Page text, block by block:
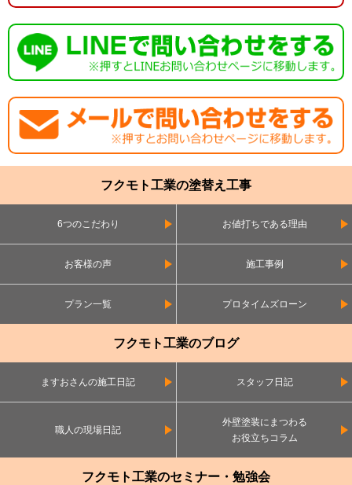
フクモト工業の塗替え工事
6つのこだわり お値打ちである理由
お客様の声 施工事例
プラン一覧 プロタイムズローン
フクモト工業のブログ
ますおさんの施工日記 スタッフ日記
職人の現場日記
外壁塗装にまつわる
お役立ちコラム
フクモト工業のセミナー・勉強会